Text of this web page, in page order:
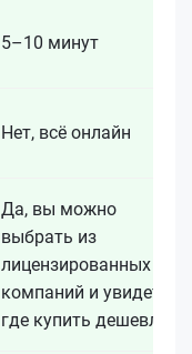
5–10 минут
Нет, всё онлайн
Да, вы можно
выбрать из
лицензированных 15+
компаний и увидеть,
где купить дешевле